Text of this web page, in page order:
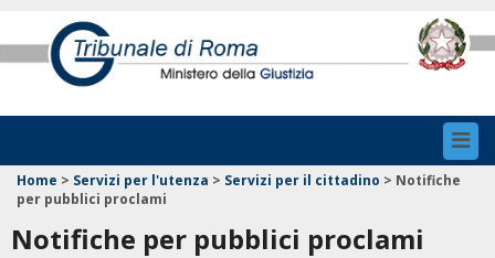
Home > Servizi per l'utenza > Servizi per il cittadino > Notifiche
per pubblici proclami
Notifiche per pubblici proclami